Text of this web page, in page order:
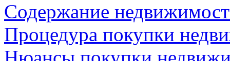
Содержание
Процедура покупки